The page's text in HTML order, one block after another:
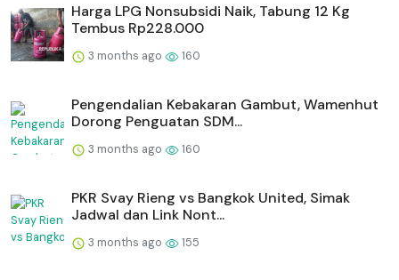
Harga LPG Nonsubsidi Naik, Tabung 12 Kg
Tembus Rp228.000
3 months ago 160
Pengendalian Kebakaran Gambut, Wamenhut
Dorong Penguatan SDM...
3 months ago 160
PKR Svay Rieng vs Bangkok United, Simak
Jadwal dan Link Nont...
3 months ago 155